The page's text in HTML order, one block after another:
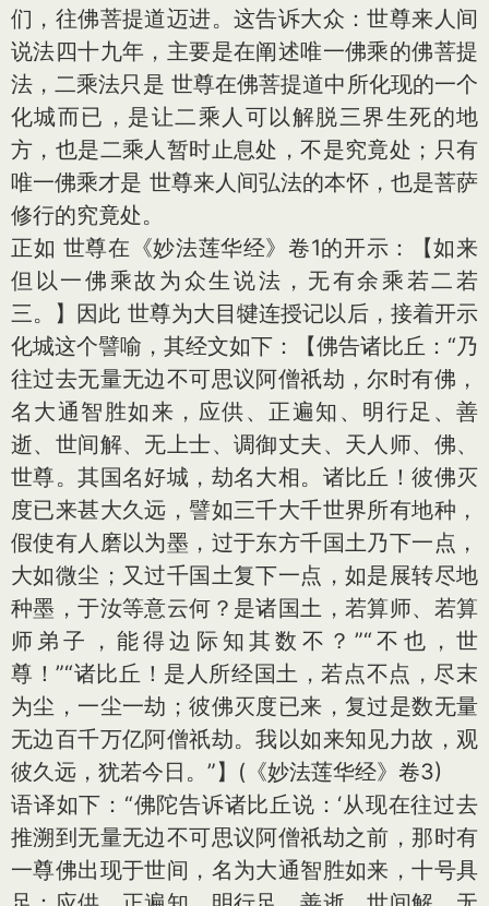
们，往佛菩提道迈进。这告诉大众：世尊来人间
说法四十九年，主要是在阐述唯一佛乘的佛菩提
法，二乘法只是 世尊在佛菩提道中所化现的一个
化城而已，是让二乘人可以解脱三界生死的地
方，也是二乘人暂时止息处，不是究竟处；只有
唯一佛乘才是 世尊来人间弘法的本怀，也是菩萨
修行的究竟处。
正如 世尊在《妙法莲华经》卷1的开示：【如来
但以一佛乘故为众生说法，无有余乘若二若
三。】因此 世尊为大目犍连授记以后，接着开示
化城这个譬喻，其经文如下：【佛告诸比丘：“乃
往过去无量无边不可思议阿僧祇劫，尔时有佛，
名大通智胜如来，应供、正遍知、明行足、善
逝、世间解、无上士、调御丈夫、天人师、佛、
世尊。其国名好城，劫名大相。诸比丘！彼佛灭
度已来甚大久远，譬如三千大千世界所有地种，
假使有人磨以为墨，过于东方千国土乃下一点，
大如微尘；又过千国土复下一点，如是展转尽地
种墨，于汝等意云何？是诸国土，若算师、若算
师弟子，能得边际知其数不？”“不也，世
尊！”“诸比丘！是人所经国土，若点不点，尽末
为尘，一尘一劫；彼佛灭度已来，复过是数无量
无边百千万亿阿僧祇劫。我以如来知见力故，观
彼久远，犹若今日。”】(《妙法莲华经》卷3)
语译如下：“佛陀告诉诸比丘说：‘从现在往过去
推溯到无量无边不可思议阿僧祇劫之前，那时有
一尊佛出现于世间，名为大通智胜如来，十号具